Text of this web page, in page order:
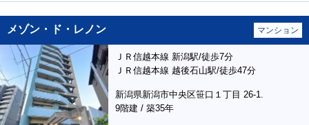
メゾン・ド・レノン マンション
ＪＲ信越本線 新潟駅/徒歩7分
ＪＲ信越本線 越後石山駅/徒歩47分
新潟県新潟市中央区笹口１丁目 26-1.
9階建 / 築35年